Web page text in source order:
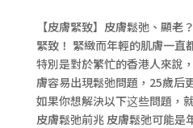
【皮膚緊致】皮膚鬆弛、顯老
緊致！ 緊緻而年輕的肌膚一直
特別是對於繁忙的香港人來說
膚容易出現鬆弛問題，25歲
如果你想解決以下这些問題，
皮膚鬆弛前兆 皮膚鬆弛可能是